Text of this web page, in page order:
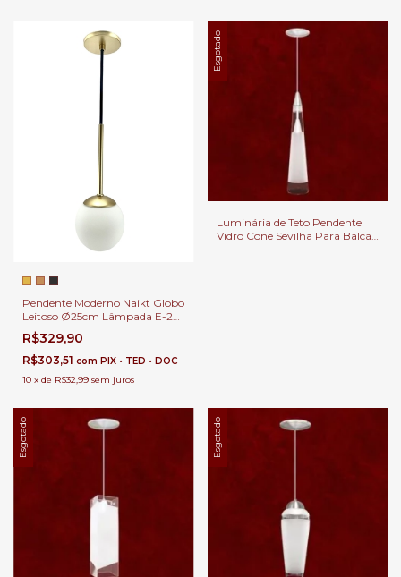
Pendente Moderno Naikt Globo
Leitoso Ø25cm Lâmpada E-27
Para Balcão de Cozinha
R$329,90
R$303,51 com PIX • TED • DOC
10 x de R$32,99 sem juros
Esgotado
Luminária de Teto Pendente
Vidro Cone Sevilha Para Balcão
Esgotado Esgotado